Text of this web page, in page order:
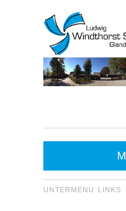
UNTERMENU LINKS